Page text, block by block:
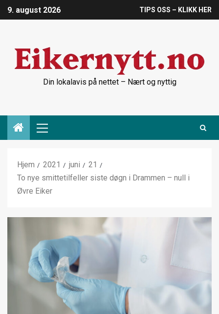
9. august 2026 TIPS OSS – KLIKK HER
Din lokalavis på nettet – Nært og nyttig
Hjem 2021 juni
21
To nye smittetilfeller siste døgn i Drammen – null i
Øvre Eiker